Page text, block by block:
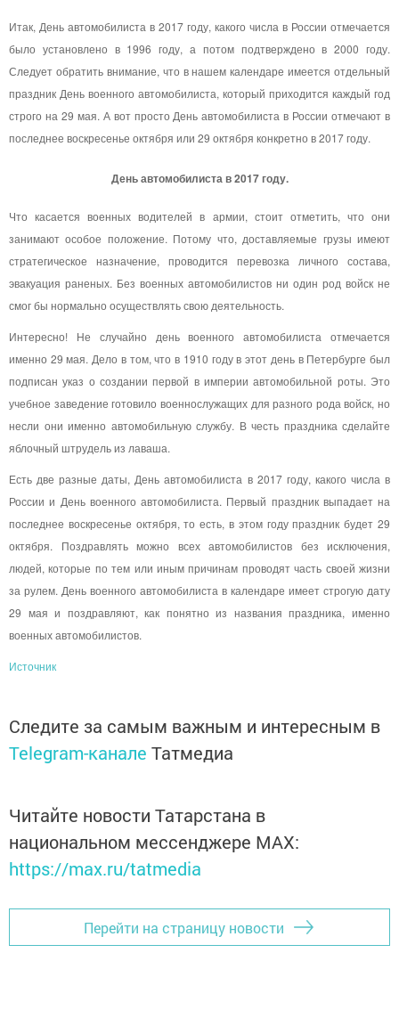
Итак, День автомобилиста в 2017 году, какого числа в России отмечается
было установлено в 1996 году, а потом подтверждено в 2000 году.
Следует обратить внимание, что в нашем календаре имеется отдельный
праздник День военного автомобилиста, который приходится каждый год
строго на 29 мая. А вот просто День автомобилиста в России отмечают в
последнее воскресенье октября или 29 октября конкретно в 2017 году.
День автомобилиста в 2017 году.
Что касается военных водителей в армии, стоит отметить, что они
занимают особое положение. Потому что, доставляемые грузы имеют
стратегическое назначение, проводится перевозка личного состава,
эвакуация раненых. Без военных автомобилистов ни один род войск не
смог бы нормально осуществлять свою деятельность.
Интересно! Не случайно день военного автомобилиста отмечается
именно 29 мая. Дело в том, что в 1910 году в этот день в Петербурге был
подписан указ о создании первой в империи автомобильной роты. Это
учебное заведение готовило военнослужащих для разного рода войск, но
несли они именно автомобильную службу. В честь праздника сделайте
яблочный штрудель из лаваша.
Есть две разные даты, День автомобилиста в 2017 году, какого числа в
России и День военного автомобилиста. Первый праздник выпадает на
последнее воскресенье октября, то есть, в этом году праздник будет 29
октября. Поздравлять можно всех автомобилистов без исключения,
людей, которые по тем или иным причинам проводят часть своей жизни
за рулем. День военного автомобилиста в календаре имеет строгую дату
29 мая и поздравляют, как понятно из названия праздника, именно
военных автомобилистов.
Источник
Следите за самым важным и интересным в
Telegram-канале Татмедиа
Читайте новости Татарстана в
национальном мессенджере MАХ:
https://max.ru/tatmedia
Перейти на страницу новости